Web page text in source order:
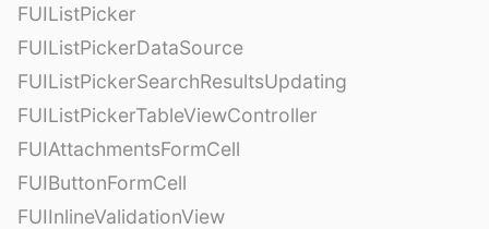
FUIListPicker
FUIListPickerDataSource
FUIListPickerSearchResultsUpdating
FUIListPickerTableViewController
FUIAttachmentsFormCell
FUIButtonFormCell
FUIInlineValidationView